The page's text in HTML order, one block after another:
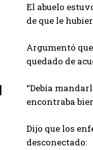
El abuelo
de que le
Argumentó
quedado de
“Debía
encontraba
Dijo que los
desconectado: